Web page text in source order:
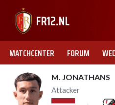
MATCHCENTER FORUM
M. JONATHANS
Attacker